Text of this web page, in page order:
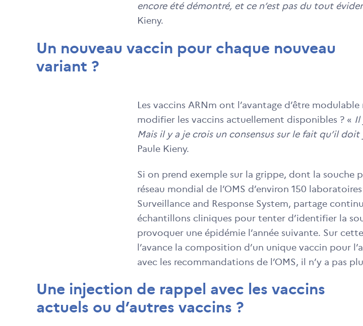
encore été démontré, et ce n’est pas du tout
Kieny.
Un nouveau vaccin pour chaque nouveau
variant ?
Les vaccins ARNm ont l’avantage d’être
modifier les vaccins actuellement disponibles ? « Il
Mais il y a je crois un consensus sur le fait qu’il
Paule Kieny.
Si on prend exemple sur la grippe, dont la souche
réseau mondial de l’OMS d’environ 150
Surveillance and Response System, partage
échantillons cliniques pour tenter d’identifier la
provoquer une épidémie l’année suivante. Sur
l’avance la composition d’un unique vaccin pour
avec les recommandations de l’OMS, il n’y a pas
Une injection de rappel avec les vaccins
actuels ou d’autres vaccins ?